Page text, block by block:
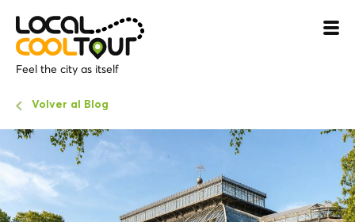
Feel the city as itself
Volver al Blog